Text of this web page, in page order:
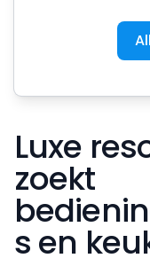
Luxe
zoekt
s en